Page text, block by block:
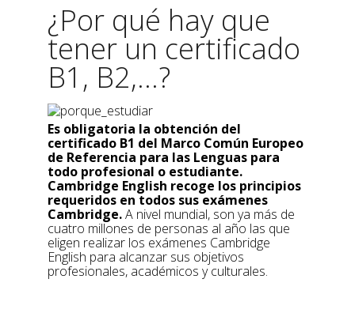
¿Por qué hay que
tener un certificado
B1, B2,...?
Es obligatoria la obtención del
certificado B1 del Marco Común Europeo
de Referencia para las Lenguas para
todo profesional o estudiante.
Cambridge English recoge los principios
requeridos en todos sus exámenes
Cambridge.A nivel mundial, son ya más de
cuatro millones de personas al año las que
eligen realizar los exámenes Cambridge
English para alcanzar sus objetivos
profesionales, académicos y culturales.